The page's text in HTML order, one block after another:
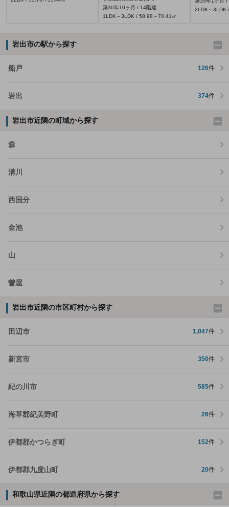
築30年10ヶ月 / 14階建
1LDK～3LDK / 58.98～70.41㎡
2LDK～3LDK
岩出市の駅から探す
船戸 126件
岩出 374件
岩出市近隣の町域から探す
森
溝川
西国分
金池
山
曽屋
岩出市近隣の市区町村から探す
田辺市 1,047件
新宮市 350件
紀の川市 585件
海草郡紀美野町 26件
伊都郡かつらぎ町 152件
伊都郡九度山町 20件
和歌山県近隣の都道府県から探す